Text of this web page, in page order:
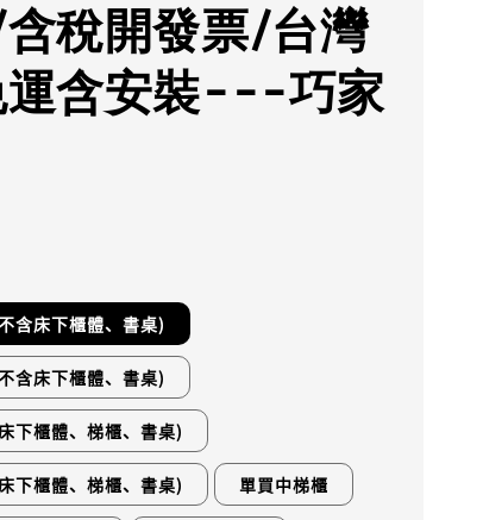
稅開發票/台灣
運含安裝---巧家
含床下櫃體、書桌)
含床下櫃體、書桌)
下櫃體、梯櫃、書桌)
下櫃體、梯櫃、書桌) 單買中梯櫃